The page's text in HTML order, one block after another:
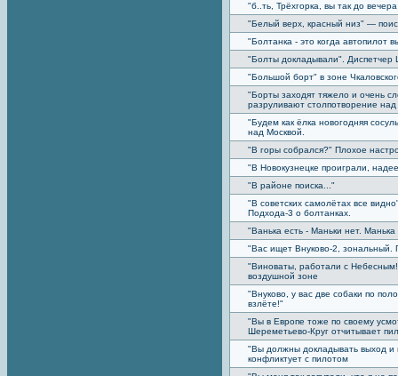
"б..ть, Трёхгорка, вы так до
"Белый верх, красный низ" —
"Болтанка - это когда автопилот
"Болты докладывали". Диспетчер
"Большой борт" в зоне
"Борты заходят тяжело и очень
разруливают столпотворение над
"Будем как ёлка новогодняя
над Москвой.
"В горы собрался?" Плохое
"В Новокузнецке проиграли,
"В районе поиска..."
"В советских самолётах все
Подхода-3 о болтанках.
"Ванька есть - Маньки нет. Манька
"Вас ищет Внуково-2, зональный.
"Виноваты, работали с
воздушной зоне
"Внуково, у вас две собаки по
взлёте!"
"Вы в Европе тоже по своему
Шереметьево-Круг отчитывает
"Вы должны докладывать выход
конфликтует с пилотом